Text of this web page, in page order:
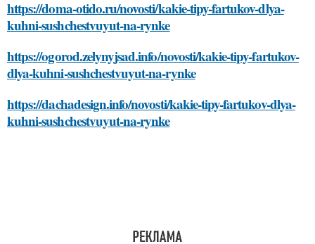
https://doma-otido.ru/novosti/kakie-tipy-fartukov-dlya-
kuhni-sushchestvuyut-na-rynke
https://ogorod.zelynyjsad.info/novosti/kakie-tipy-fartukov-
dlya-kuhni-sushchestvuyut-na-rynke
https://dachadesign.info/novosti/kakie-tipy-fartukov-dlya-
kuhni-sushchestvuyut-na-rynke